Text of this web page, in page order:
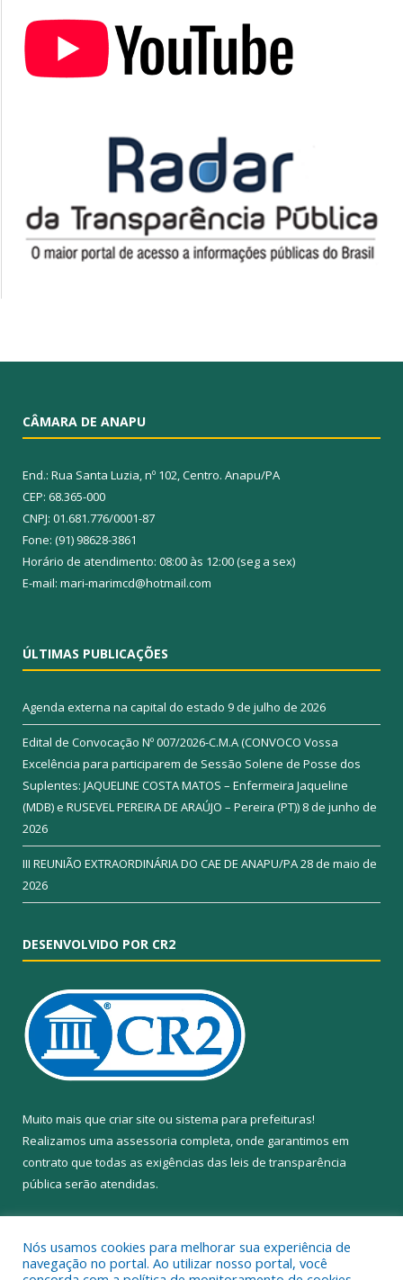
CÂMARA DE ANAPU
End.: Rua Santa Luzia, nº 102, Centro. Anapu/PA
CEP: 68.365-000
CNPJ: 01.681.776/0001-87
Fone: (91) 98628-3861
Horário de atendimento: 08:00 às 12:00 (seg a sex)
E-mail: mari-marimcd@hotmail.com
ÚLTIMAS PUBLICAÇÕES
Agenda externa na capital do estado 9 de julho de 2026
Edital de Convocação Nº 007/2026-C.M.A (CONVOCO Vossa
Excelência para participarem de Sessão Solene de Posse dos
Suplentes: JAQUELINE COSTA MATOS – Enfermeira Jaqueline
(MDB) e RUSEVEL PEREIRA DE ARAÚJO – Pereira (PT)) 8 de junho de
2026
III REUNIÃO EXTRAORDINÁRIA DO CAE DE ANAPU/PA28 de maio de
2026
DESENVOLVIDO POR CR2
Muito mais que criar site ou sistema para prefeituras!
Realizamos uma assessoria completa, onde garantimos em
contrato que todas as exigências das leis de transparência
pública serão atendidas.
Nós usamos cookies para melhorar sua experiência de
navegação no portal. Ao utilizar nosso portal, você